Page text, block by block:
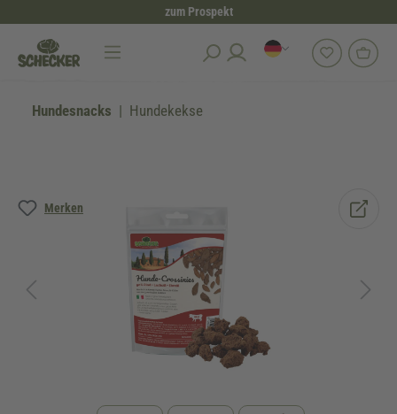
zum Prospekt
Hundesnacks Hundekekse
Merken
Bildergalerie überspringen